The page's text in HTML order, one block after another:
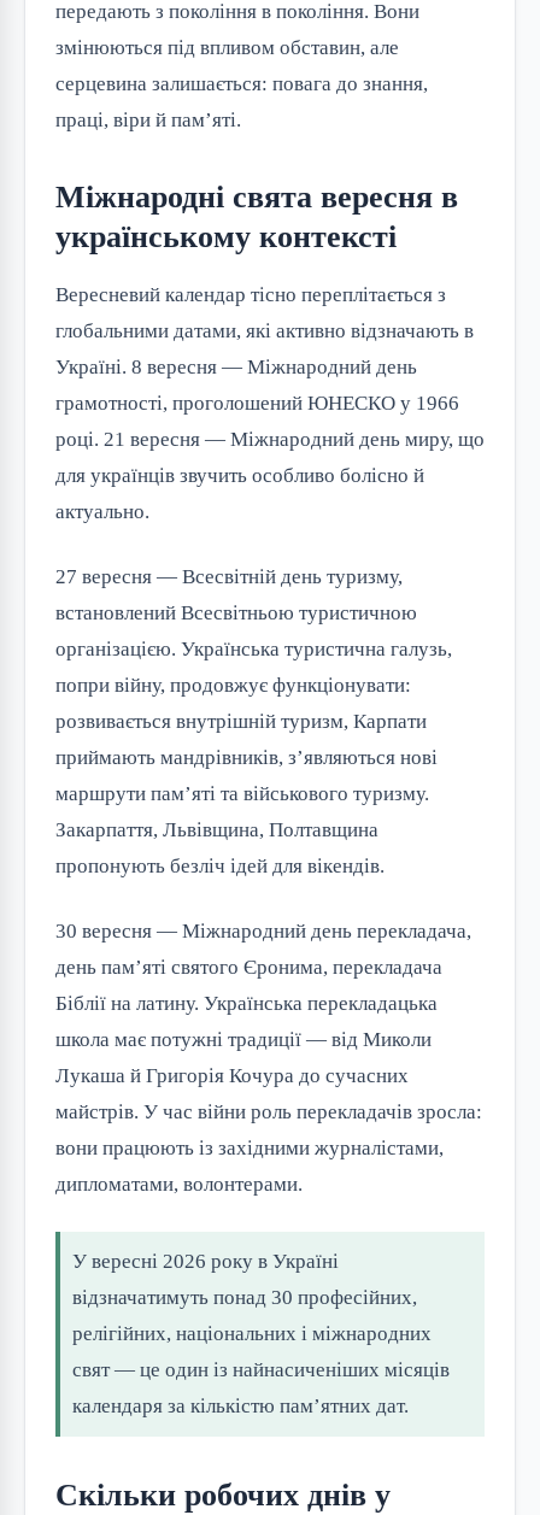
передають з покоління в покоління. Вони
змінюються під впливом обставин, але
серцевина залишається: повага до знання,
праці, віри й пам’яті.
Міжнародні свята вересня в
українському контексті
Вересневий календар тісно переплітається з
глобальними датами, які активно відзначають в
Україні. 8 вересня — Міжнародний день
грамотності, проголошений ЮНЕСКО у 1966
році. 21 вересня — Міжнародний день миру, що
для українців звучить особливо болісно й
актуально.
27 вересня — Всесвітній день туризму,
встановлений Всесвітньою туристичною
організацією. Українська туристична галузь,
попри війну, продовжує функціонувати:
розвивається внутрішній туризм, Карпати
приймають мандрівників, з’являються нові
маршрути пам’яті та військового туризму.
Закарпаття, Львівщина, Полтавщина
пропонують безліч ідей для вікендів.
30 вересня — Міжнародний день перекладача,
день пам’яті святого Єронима, перекладача
Біблії на латину. Українська перекладацька
школа має потужні традиції — від Миколи
Лукаша й Григорія Кочура до сучасних
майстрів. У час війни роль перекладачів зросла:
вони працюють із західними журналістами,
дипломатами, волонтерами.
У вересні 2026 року в Україні
відзначатимуть понад 30 професійних,
релігійних, національних і міжнародних
свят — це один із найнасиченіших місяців
календаря за кількістю пам’ятних дат.
Скільки робочих днів у